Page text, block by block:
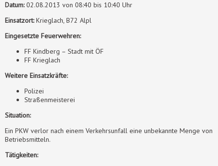
Datum:02.08.2013 von 08:40 bis 10:40 Uhr
Einsatzort:Krieglach, B72 Alpl
Eingesetzte Feuerwehren:
FF Kindberg – Stadt mit ÖF
FF Krieglach
Weitere Einsatzkräfte:
Polizei
Straßenmeisterei
Situation:
Ein PKW verlor nach einem Verkehrsunfall eine unbekannte Menge von
Betriebsmitteln.
Tätigkeiten: